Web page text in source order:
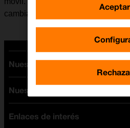
cambiar de tarjeta SIM o de móvil.
Nuestras tarifas
Tarifas Orange
Tarifas fibra y móvil
Tarifas móviles
Nuestros dispositivos
Ofertas en móviles
Enlaces de interés
Aceptar